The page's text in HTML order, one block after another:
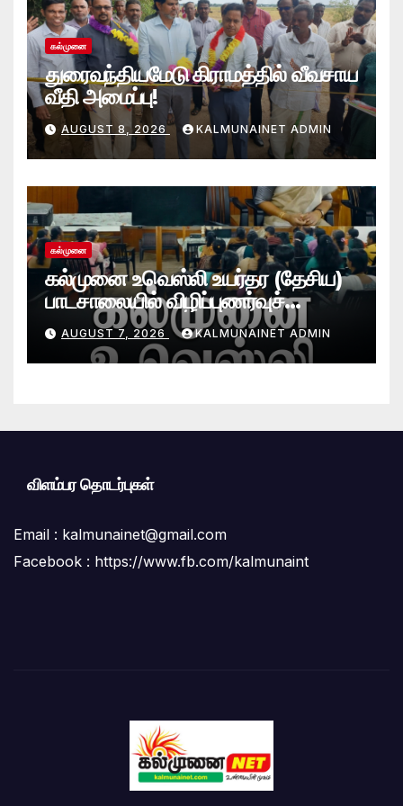
கல்முனை
துரைவந்தியமேடு கிராமத்தில் வீவசாய
வீதி அமைப்பு!
AUGUST 8, 2026 KALMUNAINET ADMIN
கல்முனை
கல்முனை உவெஸ்லி உயர்தர (தேசிய)
பாடசாலையில் விழிப்புணர்வுச்
செயலமர்வு
AUGUST 7, 2026 KALMUNAINET ADMIN
விளம்பர தொடர்புகள்
Email : kalmunainet@gmail.com
Facebook : https://www.fb.com/kalmunaint